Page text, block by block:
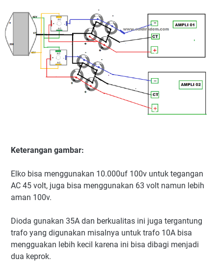
Keterangan gambar:
Elko bisa menggunakan 10.000uf 100v untuk tegangan
AC 45 volt, juga bisa menggunakan 63 volt namun lebih
aman 100v.
Dioda gunakan 35A dan berkualitas ini juga tergantung
trafo yang digunakan misalnya untuk trafo 10A bisa
mengguakan lebih kecil karena ini bisa dibagi menjadi
dua keprok.